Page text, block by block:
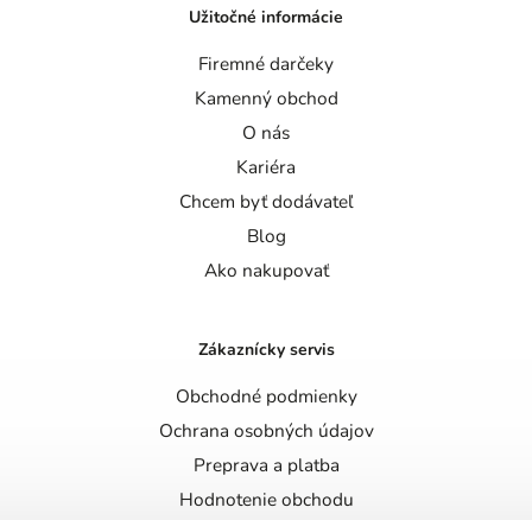
Užitočné informácie
Firemné darčeky
Kamenný obchod
O nás
Kariéra
Chcem byť dodávateľ
Blog
Ako nakupovať
Zákaznícky servis
Obchodné podmienky
Ochrana osobných údajov
Preprava a platba
Hodnotenie obchodu